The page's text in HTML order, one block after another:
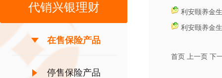
代销兴银理财
在售保险产品
停售保险产品
利安颐养金
利安颐养金
首页 上一页 下